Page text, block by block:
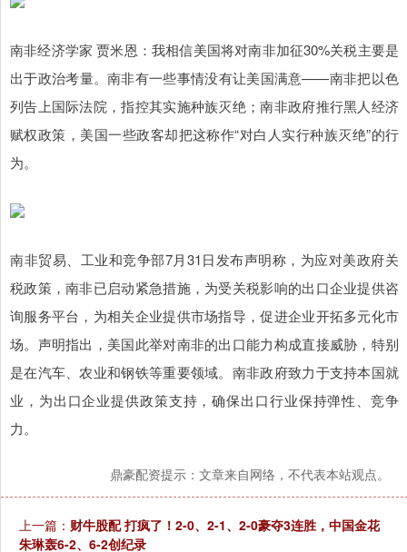
南非经济学家 贾米恩：我相信美国将对南非加征30%关税主要是
出于政治考量。南非有一些事情没有让美国满意——南非把以色
列告上国际法院，指控其实施种族灭绝；南非政府推行黑人经济
赋权政策，美国一些政客却把这称作“对白人实行种族灭绝”的行
为。
南非贸易、工业和竞争部7月31日发布声明称，为应对美政府关
税政策，南非已启动紧急措施，为受关税影响的出口企业提供咨
询服务平台，为相关企业提供市场指导，促进企业开拓多元化市
场。声明指出，美国此举对南非的出口能力构成直接威胁，特别
是在汽车、农业和钢铁等重要领域。南非政府致力于支持本国就
业，为出口企业提供政策支持，确保出口行业保持弹性、竞争
力。
鼎豪配资提示：文章来自网络，不代表本站观点。
上一篇： 财牛股配 打疯了！2-0、2-1、2-0豪夺3连胜，中国金花
朱琳轰6-2、6-2创纪录